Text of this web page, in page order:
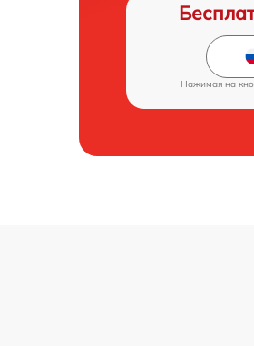
Нажимая на